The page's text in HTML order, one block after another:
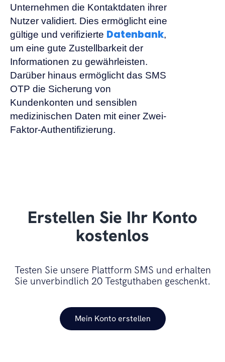
Unternehmen die Kontaktdaten ihrer
Nutzer validiert. Dies ermöglicht eine
gültige und verifizierte Datenbank,
um eine gute Zustellbarkeit der
Informationen zu gewährleisten.
Darüber hinaus ermöglicht das SMS
OTP die Sicherung von
Kundenkonten und sensiblen
medizinischen Daten mit einer Zwei-
Faktor-Authentifizierung.
Erstellen Sie Ihr Konto
kostenlos
Testen Sie unsere Plattform SMS und erhalten
Sie unverbindlich 20 Testguthaben geschenkt.
Mein Konto erstellen